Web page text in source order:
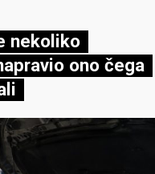
nekoliko
ono čega